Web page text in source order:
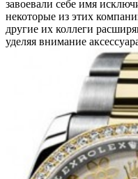
завоевали себе имя
некоторые из этих
другие их коллеги
уделяя внимание